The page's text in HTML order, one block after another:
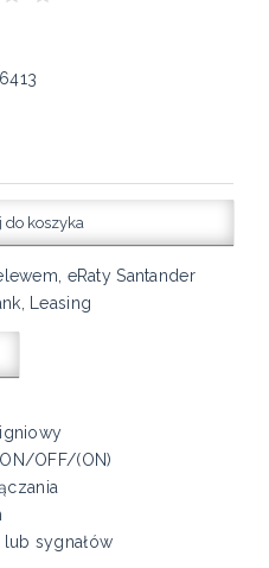
do koszyka
eRaty Santander
Leasing
OFF/(ON)
sygnałów